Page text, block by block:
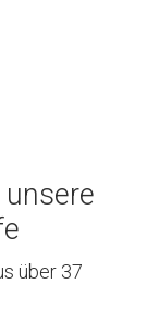
über 37